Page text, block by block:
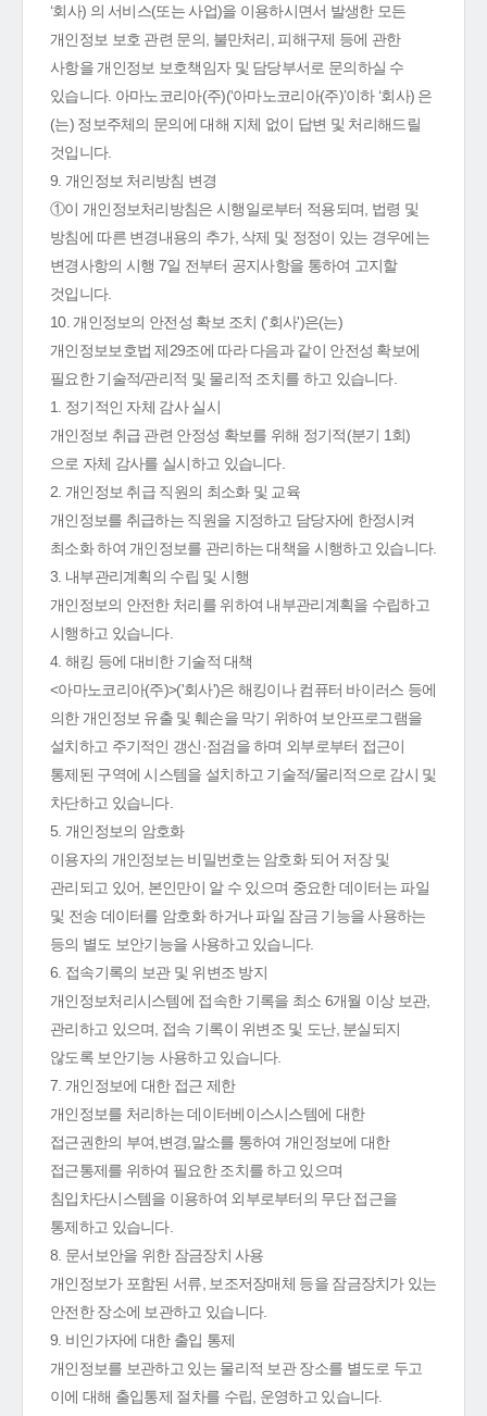
‘회사) 의 서비스(또는 사업)을 이용하시면서 발생한 모든
개인정보 보호 관련 문의, 불만처리, 피해구제 등에 관한
사항을 개인정보 보호책임자 및 담당부서로 문의하실 수
있습니다. 아마노코리아(주)(‘아마노코리아(주)’이하 ‘회사) 은
(는) 정보주체의 문의에 대해 지체 없이 답변 및 처리해드릴
것입니다.
9. 개인정보 처리방침 변경
①이 개인정보처리방침은 시행일로부터 적용되며, 법령 및
방침에 따른 변경내용의 추가, 삭제 및 정정이 있는 경우에는
변경사항의 시행 7일 전부터 공지사항을 통하여 고지할
것입니다.
10. 개인정보의 안전성 확보 조치 ('회사')은(는)
개인정보보호법 제29조에 따라 다음과 같이 안전성 확보에
필요한 기술적/관리적 및 물리적 조치를 하고 있습니다.
1. 정기적인 자체 감사 실시
개인정보 취급 관련 안정성 확보를 위해 정기적(분기 1회)
으로 자체 감사를 실시하고 있습니다.
2. 개인정보 취급 직원의 최소화 및 교육
개인정보를 취급하는 직원을 지정하고 담당자에 한정시켜
최소화 하여 개인정보를 관리하는 대책을 시행하고 있습니다.
3. 내부관리계획의 수립 및 시행
개인정보의 안전한 처리를 위하여 내부관리계획을 수립하고
시행하고 있습니다.
4. 해킹 등에 대비한 기술적 대책
<아마노코리아(주)>('회사')은 해킹이나 컴퓨터 바이러스 등에
의한 개인정보 유출 및 훼손을 막기 위하여 보안프로그램을
설치하고 주기적인 갱신·점검을 하며 외부로부터 접근이
통제된 구역에 시스템을 설치하고 기술적/물리적으로 감시 및
차단하고 있습니다.
5. 개인정보의 암호화
이용자의 개인정보는 비밀번호는 암호화 되어 저장 및
관리되고 있어, 본인만이 알 수 있으며 중요한 데이터는 파일
및 전송 데이터를 암호화 하거나 파일 잠금 기능을 사용하는
등의 별도 보안기능을 사용하고 있습니다.
6. 접속기록의 보관 및 위변조 방지
개인정보처리시스템에 접속한 기록을 최소 6개월 이상 보관,
관리하고 있으며, 접속 기록이 위변조 및 도난, 분실되지
않도록 보안기능 사용하고 있습니다.
7. 개인정보에 대한 접근 제한
개인정보를 처리하는 데이터베이스시스템에 대한
접근권한의 부여,변경,말소를 통하여 개인정보에 대한
접근통제를 위하여 필요한 조치를 하고 있으며
침입차단시스템을 이용하여 외부로부터의 무단 접근을
통제하고 있습니다.
8. 문서보안을 위한 잠금장치 사용
개인정보가 포함된 서류, 보조저장매체 등을 잠금장치가 있는
안전한 장소에 보관하고 있습니다.
9. 비인가자에 대한 출입 통제
개인정보를 보관하고 있는 물리적 보관 장소를 별도로 두고
이에 대해 출입통제 절차를 수립, 운영하고 있습니다.